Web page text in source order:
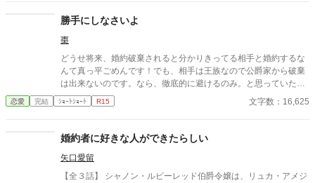
者・セドリック王子が、なぜか彼女に献身的な優しさを見せ、
「今度こそ、私が君を守る」と誓うのだ。 運命に抗う気力さえ
失った令嬢が、思いがけない波乱に巻き込まれていく。全てを諦
めたはずの人生で、彼女を待ち受ける未来とは──
勝手にしなさいよ
棗
どうせ将来、婚約破棄されると分かりきってる相手と婚約するな
んて真っ平ごめんです！でも、相手は王族なので公爵家から破棄
は出来ないのです。なら、徹底的に避けるのみ。と思っていた悪
役令嬢予定のヴァイオレットだが……
恋愛 完結 ｼｮｰﾄｼｮｰﾄ R15 文字数：16,625
婚約者に好きな人ができたらしい
矢口愛留
【全３話】 シャノン・ルビーレッド伯爵令嬢は、リュカ・アメジ